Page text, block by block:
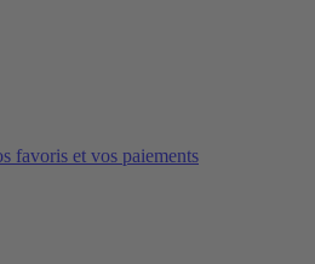
favoris et vos paiements